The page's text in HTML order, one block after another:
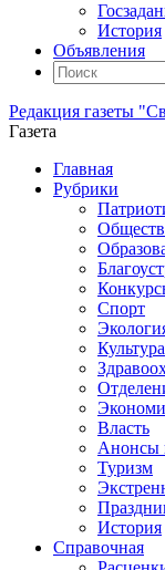
История
Объявления
Поиск
Искать:
Редакция газеты
Газета
Промотать
содержимому
Главная
Рубрики
Спорт
Культура
Власть
Анонсы
Туризм
История
Справочная